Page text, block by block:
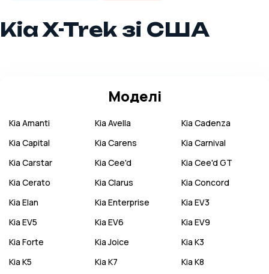
Kia X-Trek зі США
Моделі
Kia Amanti Kia Avella Kia Cadenza
Kia Capital Kia Carens Kia Carnival
Kia Carstar Kia Cee'd Kia Cee'd GT
Kia Cerato Kia Clarus Kia Concord
Kia Elan Kia Enterprise Kia EV3
Kia EV5 Kia EV6 Kia EV9
Kia Forte Kia Joice Kia K3
Kia K5 Kia K7 Kia K8